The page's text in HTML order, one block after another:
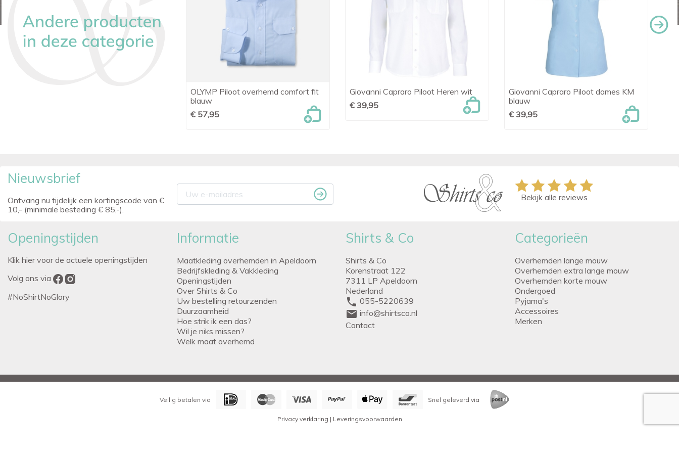
 Snel bekijken
OLYMP Piloot overhemd comfort fit
blauw
€ 57,95
 Snel bekijken
Giovanni Capraro Piloot Heren wit
€ 39,95
 Snel bekijken
Giovanni Capraro Piloot dames KM
blauw
€ 39,95
Nieuwsbrief
Ontvang nu tijdelijk een kortingscode van €
10,- (minimale besteding € 85,-).
Bekijk alle reviews
Openingstijden
Klik hier voor de actuele openingstijden
Volg ons via
#NoShirtNoGlory
Informatie
Maatkleding overhemden in Apeldoorn
Bedrijfskleding & Vakkleding
Openingstijden
Over Shirts & Co
Uw bestelling retourzenden
Duurzaamheid
Hoe strik ik een das?
Wil je niks missen?
Welk maat overhemd
Shirts & Co
Shirts & Co
Korenstraat 122
7311 LP Apeldoorn
Nederland
phone 055-5220639
mail info@shirtsco.nl
Contact
Categorieën
Overhemden lange mouw
Overhemden extra lange mouw
Overhemden korte mouw
Ondergoed
Pyjama's
Accessoires
Merken
Veilig betalen via Snel geleverd via
Privacy verklaring | Leveringsvoorwaarden